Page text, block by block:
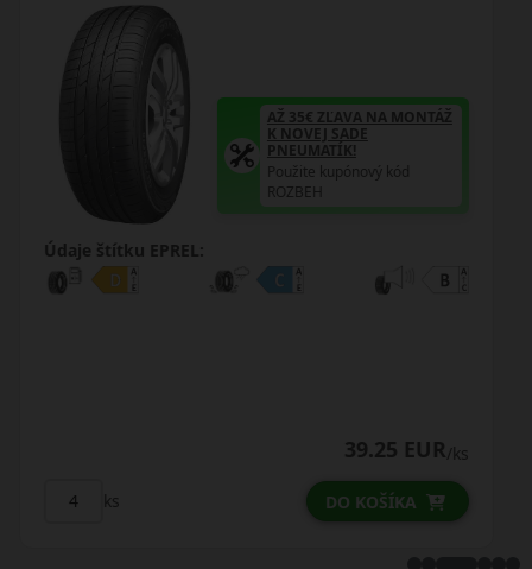
PNEUMATÍK!
Použite kupónový kód
ROZBEH
Údaje štítku EPREL:
71.75 EUR
DO KOŠÍKA